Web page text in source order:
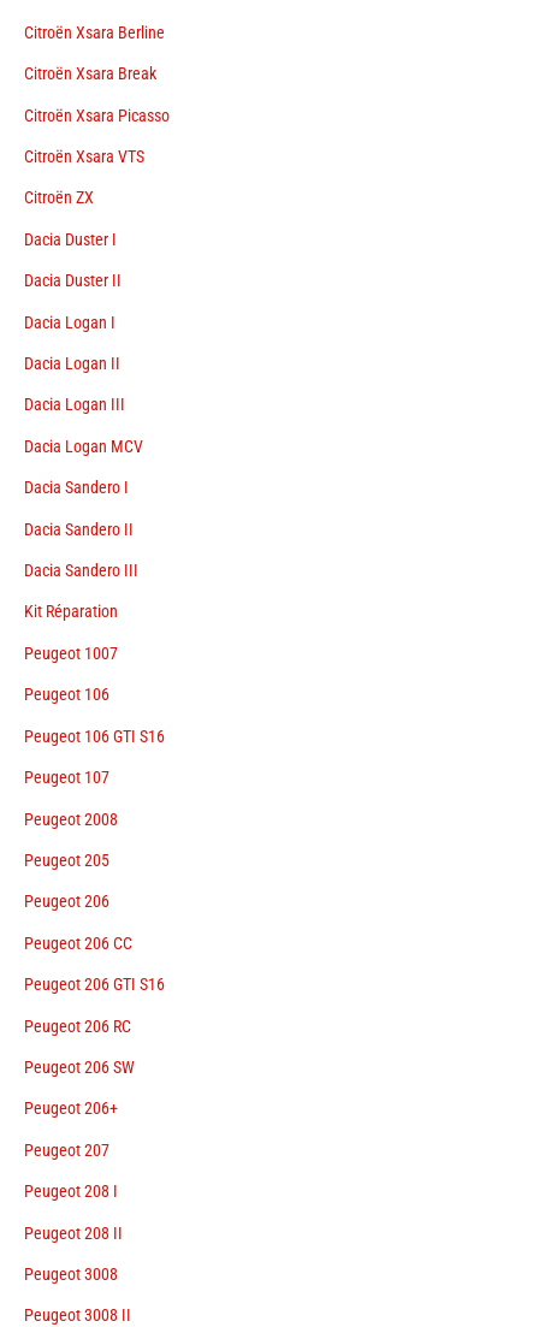
Citroën Xsara Berline
Citroën Xsara Break
Citroën Xsara Picasso
Citroën Xsara VTS
Citroën ZX
Dacia Duster I
Dacia Duster II
Dacia Logan I
Dacia Logan II
Dacia Logan III
Dacia Logan MCV
Dacia Sandero I
Dacia Sandero II
Dacia Sandero III
Kit Réparation
Peugeot 1007
Peugeot 106
Peugeot 106 GTI S16
Peugeot 107
Peugeot 2008
Peugeot 205
Peugeot 206
Peugeot 206 CC
Peugeot 206 GTI S16
Peugeot 206 RC
Peugeot 206 SW
Peugeot 206+
Peugeot 207
Peugeot 208 I
Peugeot 208 II
Peugeot 3008
Peugeot 3008 II